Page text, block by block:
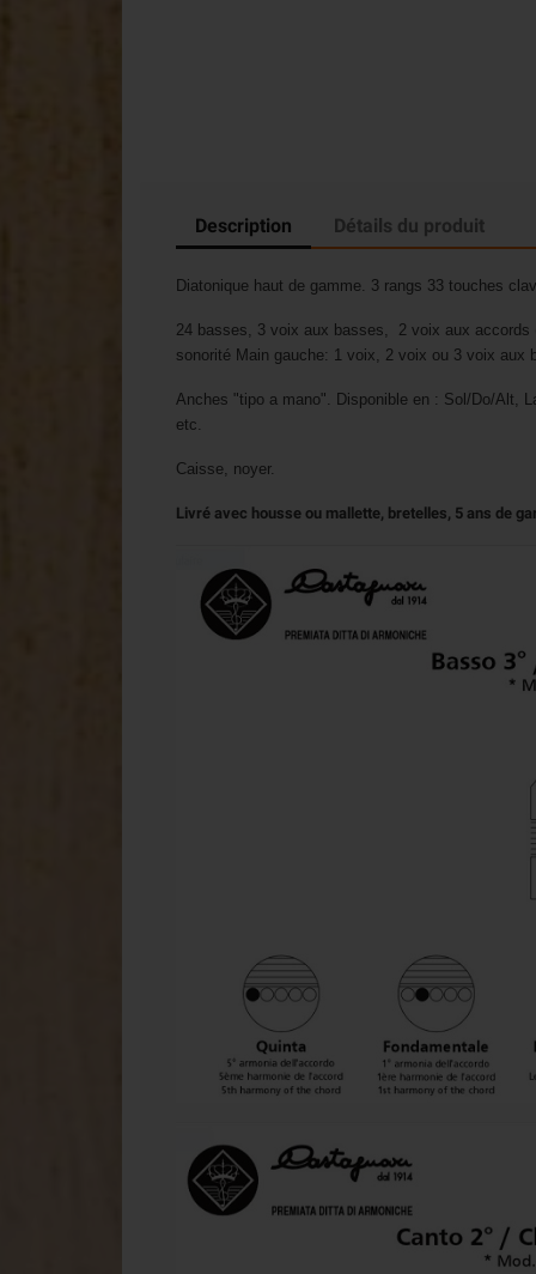
Description Détails du produit
Diatonique haut de gamme. 3 rangs 33 touches
24 basses, 3 voix aux basses, 2 voix aux accords
sonorité Main gauche: 1 voix, 2 voix ou 3 voix aux
Anches "tipo a mano". Disponible en : Sol/Do/Alt,
etc.
Caisse, noyer.
Livré avec housse ou mallette, bretelles, 5 ans de